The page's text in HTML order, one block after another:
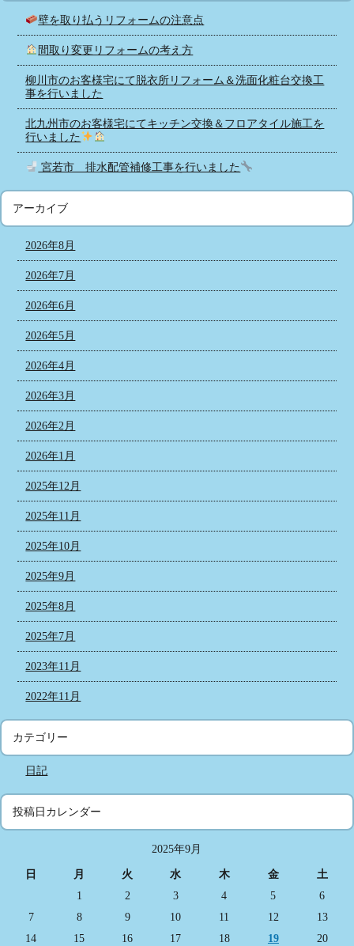
壁を取り払うリフォームの注意点
間取り変更リフォームの考え方
柳川市のお客様宅にて脱衣所リフォーム＆洗面化粧台交換工
事を行いました
北九州市のお客様宅にてキッチン交換＆フロアタイル施工を
行いました
宮若市 排水配管補修工事を行いました
アーカイブ
2026年8月
2026年7月
2026年6月
2026年5月
2026年4月
2026年3月
2026年2月
2026年1月
2025年12月
2025年11月
2025年10月
2025年9月
2025年8月
2025年7月
2023年11月
2022年11月
カテゴリー
日記
投稿日カレンダー
2025年9月
日 月 火 水 木 金
土
1
2 3 4 5
6
7
8 9 10 11 12
13
14
15 16 17 18 19 20